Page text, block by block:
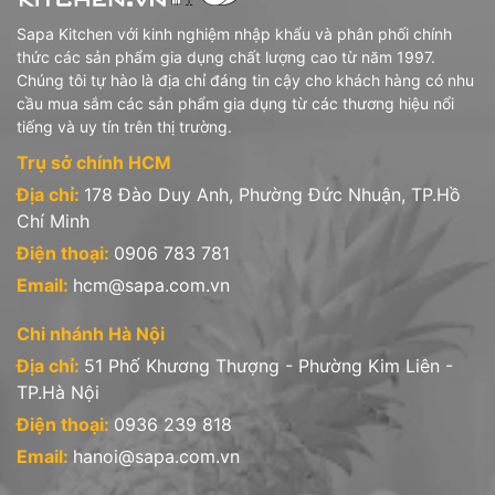
Công ty TNHH Đồ Dùng Gia đình Sapa chuyên nhập
khẩu và phân phối chính thức các sản phẩm gia dụng
thủy tinh từ thương hiệu nổi tiếng, uy tín, chất lượng
lâu đời như:
1- Bormioli Rocco (Italy): gồm các nhóm sản
phẩm:
(Catalogue)
- Ly rượu, ly uống, bình rót, bình rượu thủy tinh các loại
- Chén đĩa thủy tinh opal màu trắng sứ
- Hũ hộp thủy tinh Fido, Quattro
- Chai bình Swing, Oxford, Giara
2 - Diva LaOpala (Ấn Độ): gồm các sản
phẩm(Catalogue)
- Chén đĩa thủy tinh opal hoa văn
- Ly uống, tách đĩa trà thủy tinh
3 - Iwaki (Nhật Bản): gồm các sản phẩm
Sapa Kitchen với kinh nghiệm nhập khẩu và phân phối chính
thức các sản phẩm gia dụng chất lượng cao từ năm 1997.
Chúng tôi tự hào là địa chỉ đáng tin cậy cho khách hàng có nhu
cầu mua sắm các sản phẩm gia dụng từ các thương hiệu nổi
tiếng và uy tín trên thị trường.
Trụ sở chính HCM
Địa chỉ: 178 Đào Duy Anh, Phường Đức Nhuận, TP.Hồ
Chí Minh
Điện thoại: 0906 783 781
Email: hcm@sapa.com.vn
Chi nhánh Hà Nội
Địa chỉ: 51 Phố Khương Thượng - Phường Kim Liên -
TP.Hà Nội
Điện thoại: 0936 239 818
Email: hanoi@sapa.com.vn